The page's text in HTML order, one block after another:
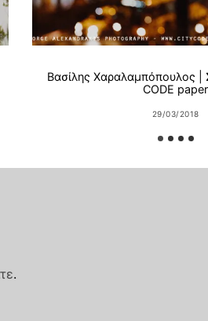
Βασίλης Χαραλαμπόπουλος |
CODE paper
29/03/2018
.